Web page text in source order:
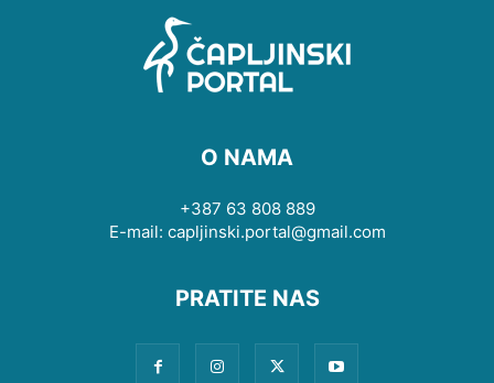
O NAMA
+387 63 808 889
E-mail: capljinski.portal@gmail.com
PRATITE NAS